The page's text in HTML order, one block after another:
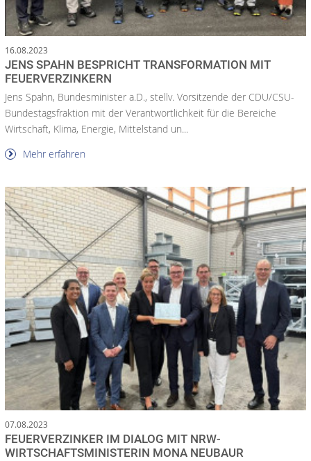
16.08.2023
JENS SPAHN BESPRICHT TRANSFORMATION MIT
FEUERVERZINKERN
Jens Spahn, Bundesminister a.D., stellv. Vorsitzende der CDU/CSU-
Bundestagsfraktion mit der Verantwortlichkeit für die Bereiche
Wirtschaft, Klima, Energie, Mittelstand un...
Mehr erfahren
07.08.2023
FEUERVERZINKER IM DIALOG MIT NRW-
WIRTSCHAFTSMINISTERIN MONA NEUBAUR